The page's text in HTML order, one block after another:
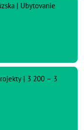
| Ubytovanie
| 3 200 – 3